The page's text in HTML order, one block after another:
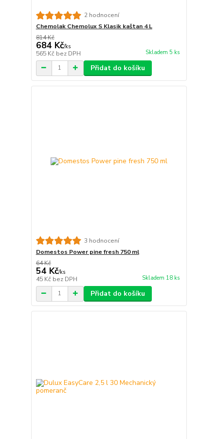
2 hodnocení
Chemolak Chemolux S Klasik kaštan 4 L
814 Kč
684 Kč/ks
565 Kč bez DPH Skladem 5 ks
Přidat do košíku
3 hodnocení
Domestos Power pine fresh 750 ml
64 Kč
54 Kč/ks
45 Kč bez DPH Skladem 18 ks
Přidat do košíku